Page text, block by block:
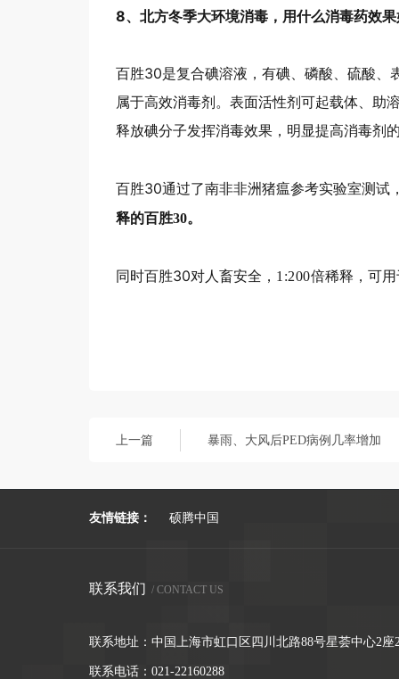
8、北方冬季大环境消毒，用什么消毒药效
百胜30是复合碘溶液，有碘、磷酸、硫酸、
属于高效消毒剂。表面活性剂可起载体、助
释放碘分子发挥消毒效果，明显提高消毒剂
百胜30通过了南非非洲猪瘟参考实验室测试
释的百胜30。
同时百胜30对人畜安全， 1:200倍稀释，可
上一篇 暴雨、大风后PED病例几率增加
友情链接： 硕腾中国
联系我们 / CONTACT US
联系地址：中国上海市虹口区四川北路88号星荟中心2座
联系电话： 021-22160288